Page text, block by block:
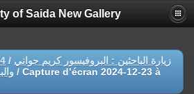
of Saida New Gallery
/ زيارة الباحثين : البروفيسور كريم جواني
/ Capture d’écran 2024-12-23 à